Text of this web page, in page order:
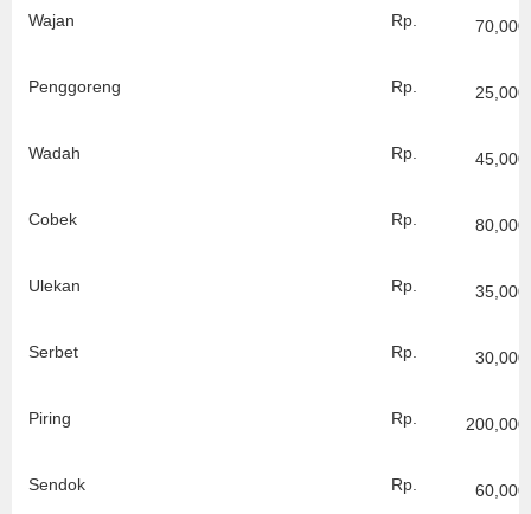
Wajan Rp. 70,000
Penggoreng Rp. 25,000
Wadah Rp. 45,000
Cobek Rp. 80,000
Ulekan Rp. 35,000
Serbet Rp. 30,000
Piring Rp. 200,000
Sendok Rp. 60,000